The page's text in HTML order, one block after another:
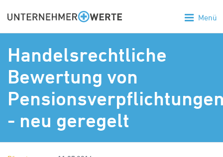
Menü
Handelsrechtliche
Bewertung von
- neu geregelt